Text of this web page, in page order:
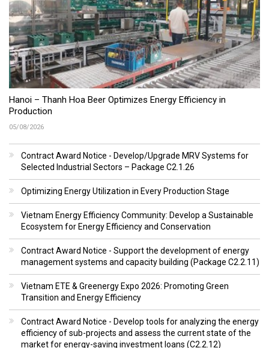
Hanoi – Thanh Hoa Beer Optimizes Energy Efficiency in
Production
05/08/2026
Contract Award Notice - Develop/Upgrade MRV Systems for
Selected Industrial Sectors – Package C2.1.26
Optimizing Energy Utilization in Every Production Stage
Vietnam Energy Efficiency Community: Develop a Sustainable
Ecosystem for Energy Efficiency and Conservation
Contract Award Notice - Support the development of energy
management systems and capacity building (Package C2.2.11)
Vietnam ETE & Greenergy Expo 2026: Promoting Green
Transition and Energy Efficiency
Contract Award Notice - Develop tools for analyzing the energy
efficiency of sub-projects and assess the current state of the
market for energy-saving investment loans (C2.2.12)